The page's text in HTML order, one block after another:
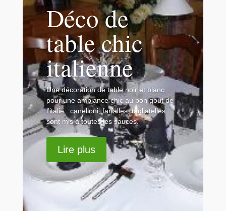
Déco de
table chic
italienne
Une décoration de table noir et blanc
pour une ambiance chic au bon gout de
l’italie : canelloni, farfalles, tagliatelles
sont mis à toutes les sauces.
Lire plus